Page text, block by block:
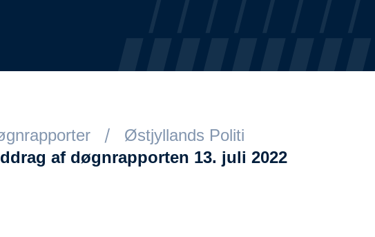
Østjyllands Politi
af døgnrapporten 13. juli 2022